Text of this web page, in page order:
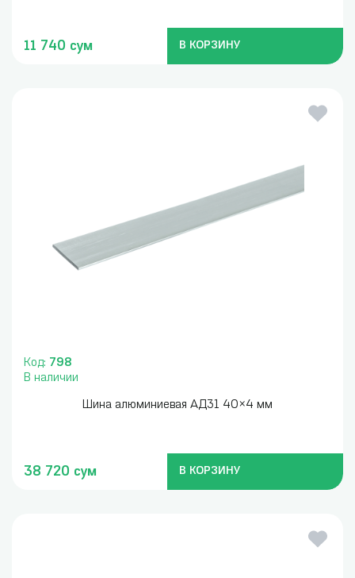
11 740 сум В КОРЗИНУ
Код: 798
В наличии
Шина алюминиевая АД31 40×4 мм
38 720 сум В КОРЗИНУ